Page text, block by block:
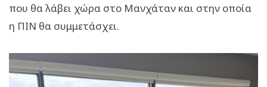
που θα λάβει χώρα στο Μανχάταν και στην οποία
η ΠΙΝ θα συμμετάσχει.